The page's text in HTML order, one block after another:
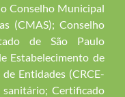
Conselho Municipal
(CMAS); Conselho
de São Paulo
Estabelecimento de
Entidades (CRCE-
Certificado